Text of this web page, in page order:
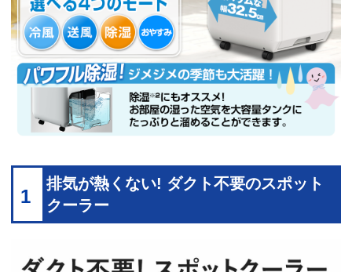
1
排気が熱くない! ダクト不要のスポット
クーラー